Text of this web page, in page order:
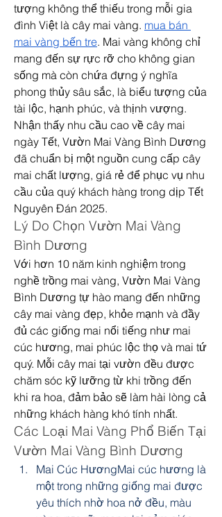
tượng không thể thiếu trong mỗi gia
đình Việt là cây mai vàng. mua bán
mai vàng bến tre. Mai vàng không chỉ
mang đến sự rực rỡ cho không gian
sống mà còn chứa đựng ý nghĩa
phong thủy sâu sắc, là biểu tượng của
tài lộc, hạnh phúc, và thịnh vượng.
Nhận thấy nhu cầu cao về cây mai
ngày Tết, Vườn Mai Vàng Bình Dương
đã chuẩn bị một nguồn cung cấp cây
mai chất lượng, giá rẻ để phục vụ nhu
cầu của quý khách hàng trong dịp Tết
Nguyên Đán 2025.
Lý Do Chọn Vườn Mai Vàng
Bình Dương
Với hơn 10 năm kinh nghiệm trong
nghề trồng mai vàng, Vườn Mai Vàng
Bình Dương tự hào mang đến những
cây mai vàng đẹp, khỏe mạnh và đầy
đủ các giống mai nổi tiếng như mai
cúc hương, mai phúc lộc thọ và mai tứ
quý. Mỗi cây mai tại vườn đều được
chăm sóc kỹ lưỡng từ khi trồng đến
khi ra hoa, đảm bảo sẽ làm hài lòng cả
những khách hàng khó tính nhất.
Các Loại Mai Vàng Phổ Biến Tại
Vườn Mai Vàng Bình Dương
Mai Cúc HươngMai cúc hương là
một trong những giống mai được
yêu thích nhờ hoa nở đều, màu